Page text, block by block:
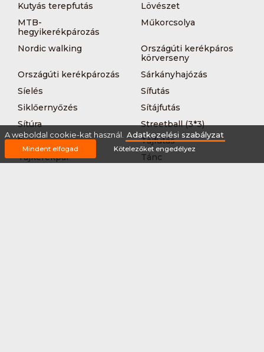
Kutyás terepfutás
Lövészet
MTB-
hegyikerékpározás
Műkorcsolya
Nordic walking
Országúti kerékpáros
körverseny
Országúti kerékpározás
Sárkányhajózás
Síelés
Sífutás
Siklőernyőzés
Sítájfutás
Sítúra
Streetball (3*3)
Sup
Tájfutás
Tájkerékpár
Tánc
A weboldal cookie-kat használ. Adatkezelési szabályzat
Mindent elfogad Kötelezőket engedélyez